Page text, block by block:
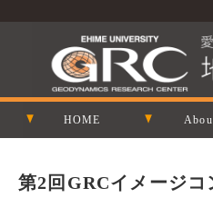
HOME
第2回GRCイメージコ